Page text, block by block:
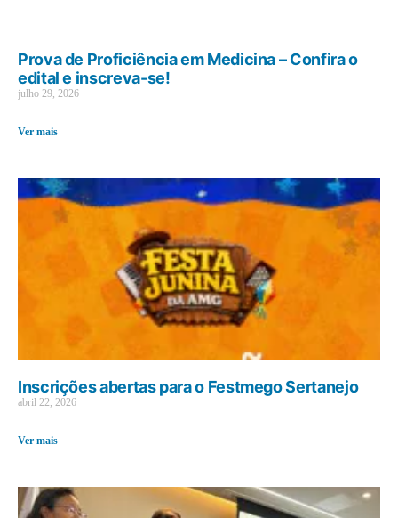
Prova de Proficiência em Medicina – Confira o
edital e inscreva-se!
julho 29, 2026
Ver mais
Inscrições abertas para o Festmego Sertanejo
abril 22, 2026
Ver mais